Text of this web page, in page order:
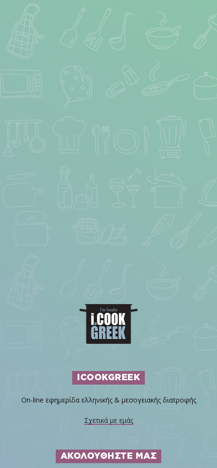
ICOOKGREEK
On-line εφημερίδα ελληνικής & μεσογειακής διατροφής
Σχετικά με εμάς
ΑΚΟΛΟΥΘΗΣΤΕ ΜΑΣ